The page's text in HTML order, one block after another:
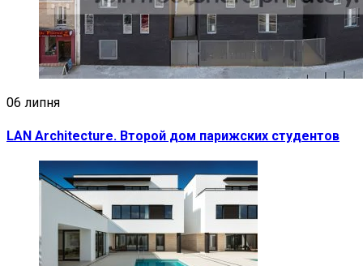
06 липня
LAN Architecture. Второй дом парижских студентов